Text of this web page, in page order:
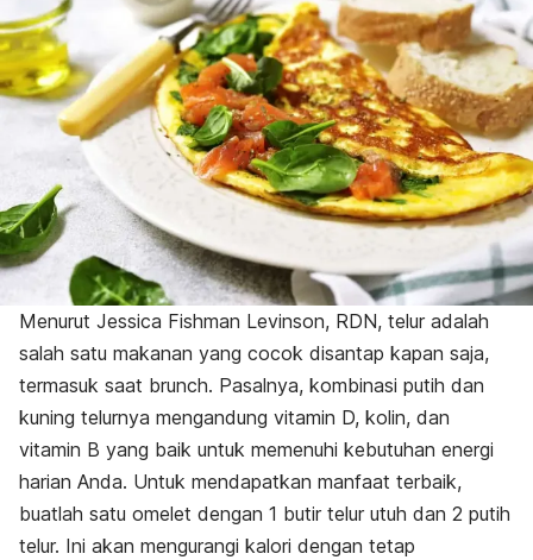
Menurut Jessica Fishman Levinson, RDN, telur adalah
salah satu makanan yang cocok disantap kapan saja,
termasuk saat brunch. Pasalnya, kombinasi putih dan
kuning telurnya mengandung vitamin D, kolin, dan
vitamin B yang baik untuk memenuhi kebutuhan energi
harian Anda. Untuk mendapatkan manfaat terbaik,
buatlah satu omelet dengan 1 butir telur utuh dan 2 putih
telur. Ini akan mengurangi kalori dengan tetap